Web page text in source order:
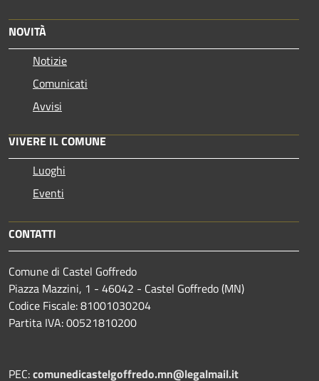
NOVITÀ
Notizie
Comunicati
Avvisi
VIVERE IL COMUNE
Luoghi
Eventi
CONTATTI
Comune di Castel Goffredo
Piazza Mazzini, 1 - 46042 - Castel Goffredo (MN)
Codice Fiscale: 81001030204
Partita IVA: 00521810200
PEC:comunedicastelgoffredo.mn@legalmail.it